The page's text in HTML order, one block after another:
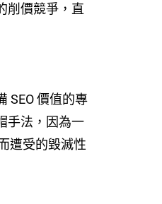
削價競爭，直
SEO 價值的專
手法，因為一
遭受的毀滅性